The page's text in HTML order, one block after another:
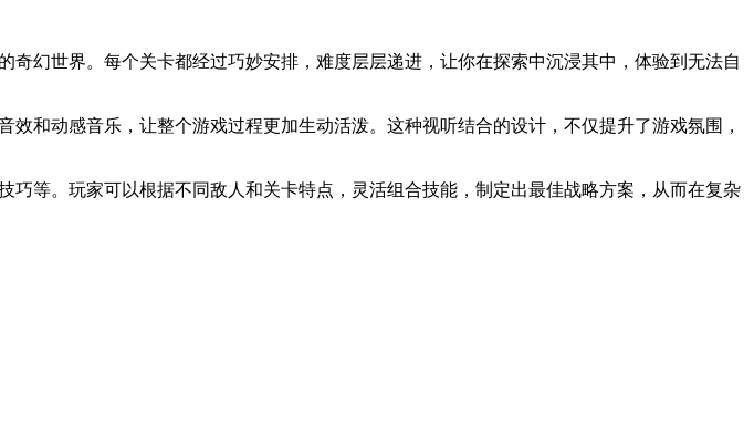
幻世界。每个关卡都经过巧妙安排，难度层层递进，让你在探索中沉浸其中，体验到无法自
和动感音乐，让整个游戏过程更加生动活泼。这种视听结合的设计，不仅提升了游戏氛围，
等。玩家可以根据不同敌人和关卡特点，灵活组合技能，制定出最佳战略方案，从而在复杂